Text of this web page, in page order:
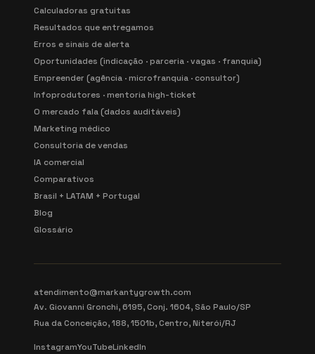
Calculadoras gratuitas
Resultados que entregamos
Erros e sinais de alerta
Oportunidades (indicação · parceria · vagas · franquia)
Empreender (agência · microfranquia · consultor)
Infoprodutores · mentoria high-ticket
O mercado fala (dados auditáveis)
Marketing médico
Consultoria de vendas
IA comercial
Comparativos
Brasil + LATAM + Portugal
Blog
Glossário
atendimento@markantygrowth.com
Av. Giovanni Gronchi, 6195, Conj. 1604, São Paulo/SP
Rua da Conceição, 188, 1501b, Centro, Niterói/RJ
InstagramYouTubeLinkedIn